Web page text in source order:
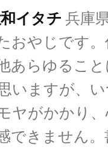
イタチ 兵庫
おやじです。
あらゆるこ
いますが、
ヤがかかり
できません。